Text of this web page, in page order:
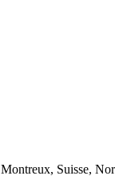
Montreux, Suisse,